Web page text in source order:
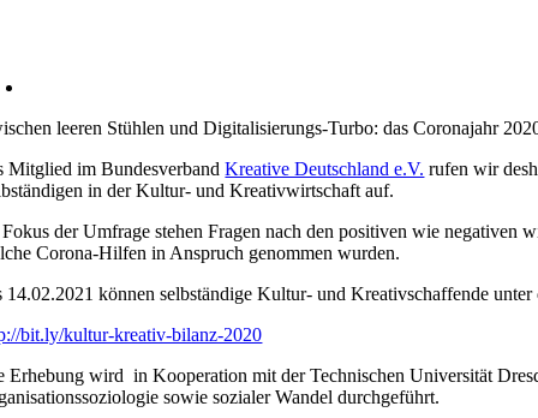
leeren Stühlen und Digitalisierungs-Turbo: das Coronajahr
Mitglied im BundesverbandKreative Deutschland e.V. rufen wir
in der Kultur- und Kreativwirtschaft auf.
der Umfrage stehen Fragen nach den positiven wie negativen
Corona-Hilfen in Anspruch genommen wurden.
14.02.2021 können selbständige Kultur- und Kreativschaffende
bit.ly/kultur-kreativ-bilanz-2020
Erhebung wird in Kooperation mit der Technischen Universität
sowie sozialer Wandel durchgeführt.